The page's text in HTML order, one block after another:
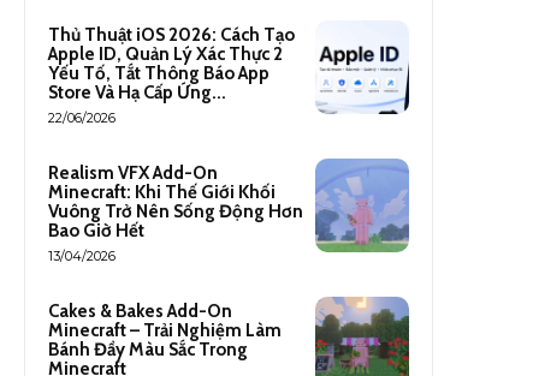
Thủ Thuật iOS 2026: Cách Tạo
Apple ID, Quản Lý Xác Thực 2
Yếu Tố, Tắt Thông Báo App
Store Và Hạ Cấp Ứng...
22/06/2026
Realism VFX Add-On
Minecraft: Khi Thế Giới Khối
Vuông Trở Nên Sống Động Hơn
Bao Giờ Hết
13/04/2026
Cakes & Bakes Add-On
Minecraft – Trải Nghiệm Làm
Bánh Đầy Màu Sắc Trong
Minecraft